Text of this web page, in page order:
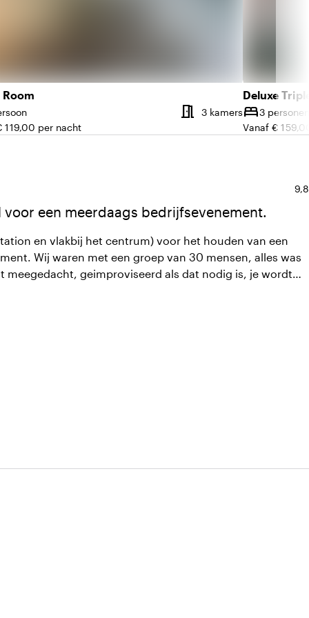
meeting_room Aantal
3 kamers
119,00 per nacht
Deluxe
bed
Capaciteit
3 personen
Vanaf €
voor een meerdaags bedrijfsevenement.
9,8
en vlakbij het centrum) voor het houden van een
Wij waren met een groep van 30 mensen, alles was
meegedacht, geimproviseerd als dat nodig is, je wordt